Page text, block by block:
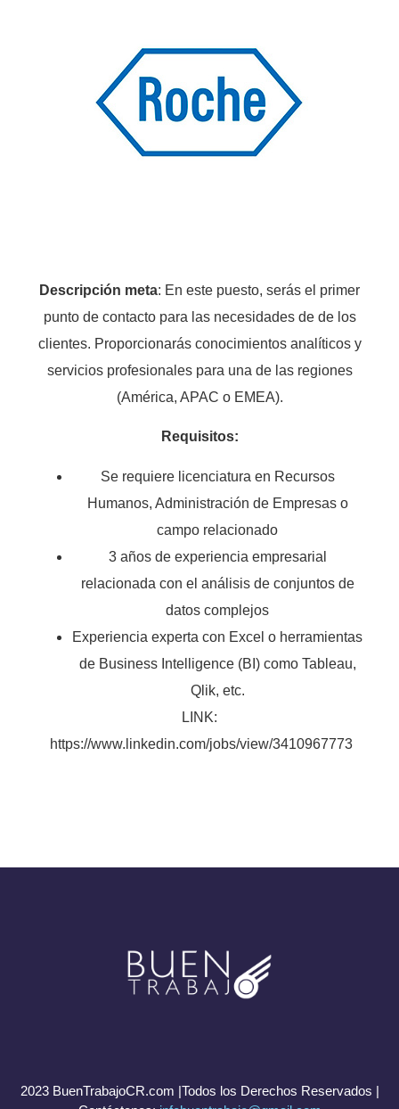
Descripción meta: En este puesto, serás el primer
punto de contacto para las necesidades de de los
clientes. Proporcionarás conocimientos analíticos y
servicios profesionales para una de las regiones
(América, APAC o EMEA).
Requisitos:
Se requiere licenciatura en Recursos
Humanos, Administración de Empresas o
campo relacionado
3 años de experiencia empresarial
relacionada con el análisis de conjuntos de
datos complejos
Experiencia experta con Excel o herramientas
de Business Intelligence (BI) como Tableau,
Qlik, etc.
LINK:
https://www.linkedin.com/jobs/view/3410967773
2023 BuenTrabajoCR.com |Todos los Derechos Reservados |